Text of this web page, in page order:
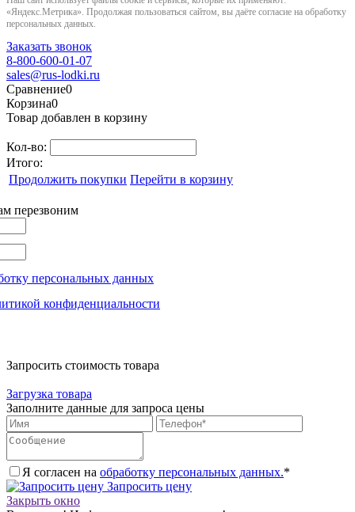
«Яндекс.Метрика». Продолжая пользоваться сайтом, вы даёте согласие на обработку
персональных данных.
Заказать звонок
8-800-600-01-07
sales@rus-lodki.ru
Сравнение0
Корзина0
Товар добавлен в корзину
Кол-во:
Итого:
Продолжить покупки Перейти в корзину
перезвоним
персональных данных
конфиденциальности
Запросить стоимость товара
Загрузка товара
Заполните данные для запроса цены
Я согласен на обработку персональных данных.*
Запросить цену
Закрыть окно